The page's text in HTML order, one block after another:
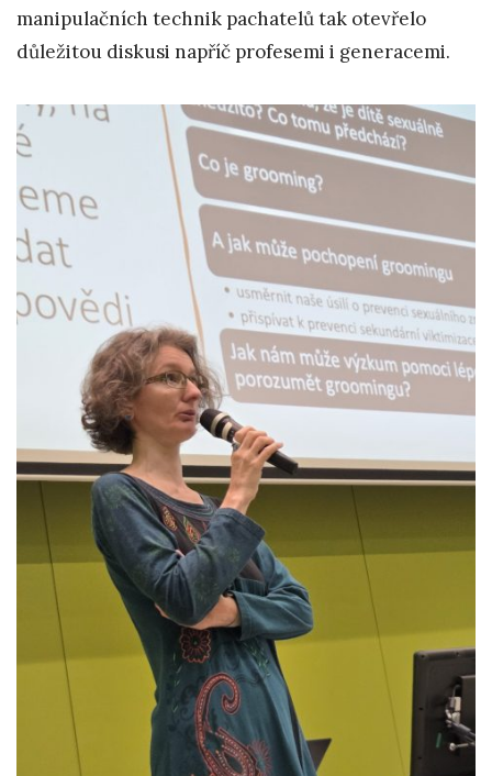
manipulačních technik pachatelů tak otevřelo
důležitou diskusi napříč profesemi i generacemi.